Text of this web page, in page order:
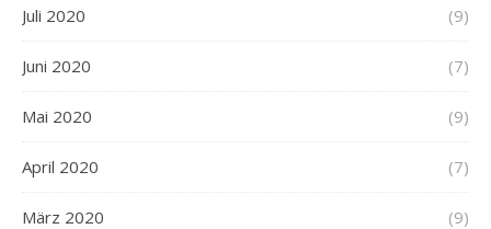
Juli 2020 (9)
Juni 2020 (7)
Mai 2020 (9)
April 2020 (7)
März 2020 (9)